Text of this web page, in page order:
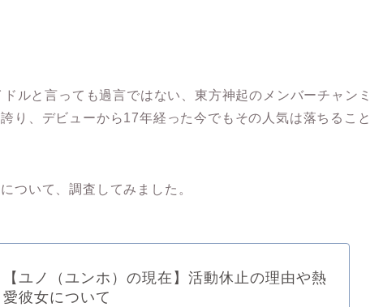
ルと言っても過言ではない、東方神起のメンバーチャンミ
り、デビューから17年経った今でもその人気は落ちること
ついて、調査してみました。
【ユノ（ユンホ）の現在】活動休止の理由や熱
愛彼女について